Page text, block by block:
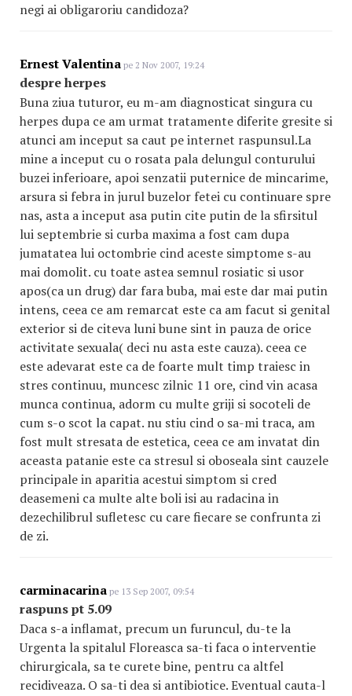
negi ai obligaroriu candidoza?
Ernest Valentina pe 2 Nov 2007, 19:24
despre herpes
Buna ziua tuturor, eu m-am diagnosticat singura cu
herpes dupa ce am urmat tratamente diferite gresite si
atunci am inceput sa caut pe internet raspunsul.La
mine a inceput cu o rosata pala delungul conturului
buzei inferioare, apoi senzatii puternice de mincarime,
arsura si febra in jurul buzelor fetei cu continuare spre
nas, asta a inceput asa putin cite putin de la sfirsitul
lui septembrie si curba maxima a fost cam dupa
jumatatea lui octombrie cind aceste simptome s-au
mai domolit. cu toate astea semnul rosiatic si usor
apos(ca un drug) dar fara buba, mai este dar mai putin
intens, ceea ce am remarcat este ca am facut si genital
exterior si de citeva luni bune sint in pauza de orice
activitate sexuala( deci nu asta este cauza). ceea ce
este adevarat este ca de foarte mult timp traiesc in
stres continuu, muncesc zilnic 11 ore, cind vin acasa
munca continua, adorm cu multe griji si socoteli de
cum s-o scot la capat. nu stiu cind o sa-mi traca, am
fost mult stresata de estetica, ceea ce am invatat din
aceasta patanie este ca stresul si oboseala sint cauzele
principale in aparitia acestui simptom si cred
deasemeni ca multe alte boli isi au radacina in
dezechilibrul sufletesc cu care fiecare se confrunta zi
de zi.
carminacarina pe 13 Sep 2007, 09:54
raspuns pt 5.09
Daca s-a inflamat, precum un furuncul, du-te la
Urgenta la spitalul Floreasca sa-ti faca o interventie
chirurgicala, sa te curete bine, pentru ca altfel
recidiveaza. O sa-ti dea si antibiotice. Eventual cauta-l